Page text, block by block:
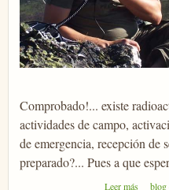
Comprobado!... existe
actividades de campo,
de emergencia, recepción de
preparado?... Pues a que
Leer más sobre
blog